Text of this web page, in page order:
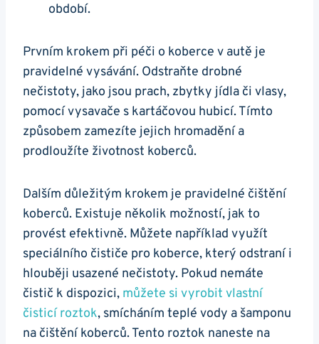
období.
Prvním krokem při péči o koberce v ‍autě⁣ je
pravidelné vysávání. Odstraňte drobné
nečistoty, jako jsou prach, zbytky jídla či ‍vlasy,
pomocí vysavače s kartáčovou hubicí. Tímto
způsobem zamezíte jejich hromadění a
prodloužíte ‌životnost ‍koberců.⁣
Dalším důležitým krokem je pravidelné čištění
koberců. Existuje několik možností,⁤ jak to
provést efektivně. Můžete například využít
speciálního čističe pro koberce, který odstraní i⁢
hlouběji usazené​ nečistoty. Pokud nemáte
čistič k ‌dispozici, můžete si vyrobit‌ vlastní
čisticí roztok, ‌smícháním teplé vody⁤ a ‍šamponu
na‍ čištění koberců. Tento⁣ roztok naneste na